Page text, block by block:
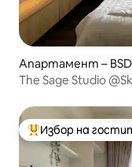
Апартамент – BSD
The Sage Studio
Най-популярен
Избор на